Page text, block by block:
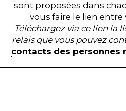
sont proposées dans
vous faire le lien entre
Téléchargez via ce lien la
relais que vous pouvez
contacts des personnes